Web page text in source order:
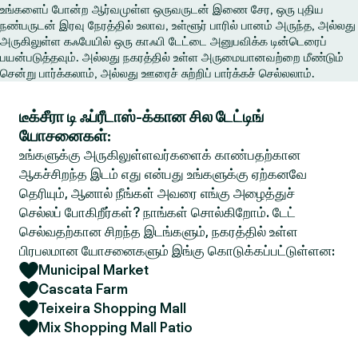
உங்களைப் போன்ற ஆர்வமுள்ள ஒருவருடன் இணை சேர, ஒரு புதிய
நண்பருடன் இரவு நேரத்தில் உலாவ, உள்ளூர் பாரில் பானம் அருந்த, அல்லது
அருகிலுள்ள கஃபேயில் ஒரு காஃபி டேட்டை அனுபவிக்க டின்டெரைப்
பயன்படுத்தவும். அல்லது நகரத்தில் உள்ள அருமையானவற்றை மீண்டும்
சென்று பார்க்கலாம், அல்லது ஊரைச் சுற்றிப் பார்க்கச் செல்லலாம்.
டீக்சீரா டி ஃப்ரீடாஸ்-க்கான சில டேட்டிங்
யோசனைகள்:
உங்களுக்கு அருகிலுள்ளவர்களைக் காண்பதற்கான
ஆகச்சிறந்த இடம் எது என்பது உங்களுக்கு ஏற்கனவே
தெரியும், ஆனால் நீங்கள் அவரை எங்கு அழைத்துச்
செல்லப் போகிறீர்கள்? நாங்கள் சொல்கிறோம். டேட்
செல்வதற்கான சிறந்த இடங்களும், நகரத்தில் உள்ள
பிரபலமான யோசனைகளும் இங்கு கொடுக்கப்பட்டுள்ளன:
Municipal Market
Cascata Farm
Teixeira Shopping Mall
Mix Shopping Mall Patio